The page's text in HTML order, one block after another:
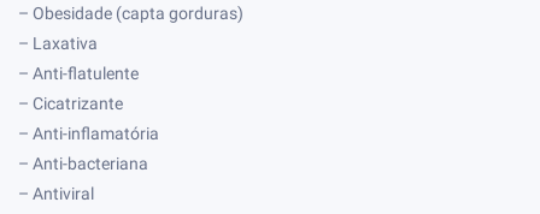
– Obesidade (capta gorduras)
– Laxativa
– Anti-flatulente
– Cicatrizante
– Anti-inflamatória
– Anti-bacteriana
– Antiviral